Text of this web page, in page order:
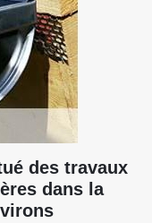
des travaux
dans la